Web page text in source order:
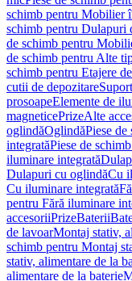
schimb pentru Mobilier
schimb pentru Dulapuri
de schimb pentru
de schimb pentru Alte
schimb pentru Etajere
cutii de depozitare
prosoapeElemente de
magneticePrizeAlte
oglindăOglindăPiese
integratăPiese de
iluminare integrată
Dulapuri cu oglindăCu
Cu iluminare integrată
pentru Fără iluminare
accesoriiPrizeBaterii
de lavoarMontaj stativ,
schimb pentru Montaj
stativ, alimentare de la
alimentare de la baterie